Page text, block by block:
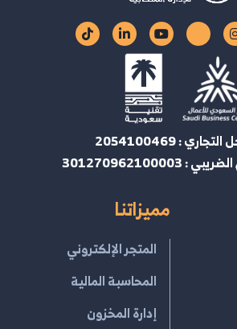
: 2054100469
: 301270962100003
مميزاتنا
المتجر الإلكتروني
المحاسبة المالية
إدارة المخزون